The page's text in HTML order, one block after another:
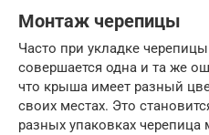
Монтаж черепицы
Часто при укладке
совершается одна и та же
что крыша имеет разный
своих местах. Это
разных упаковках